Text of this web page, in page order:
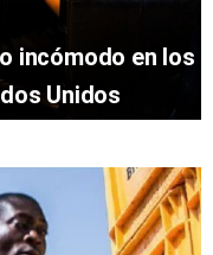
incómodo en los
Unidos